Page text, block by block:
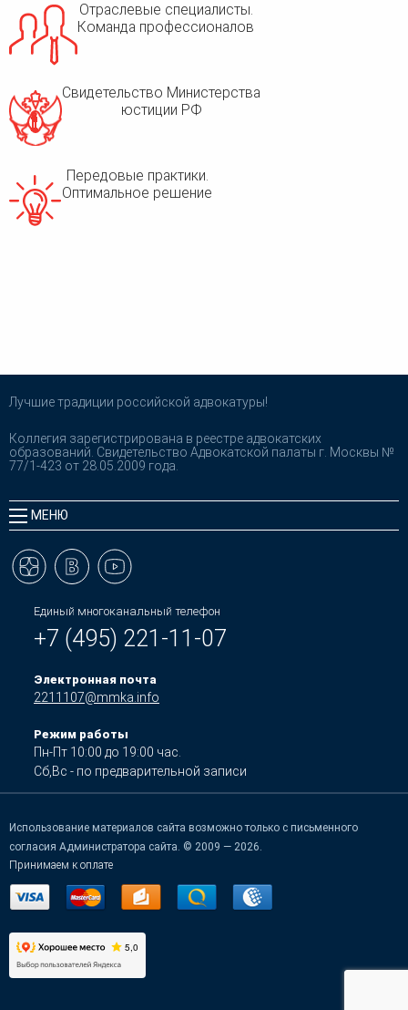
Отраслевые специалисты.
Команда профессионалов
Свидетельство Министерства
юстиции РФ
Передовые практики.
Оптимальное решение
Лучшие традиции российской адвокатуры!
Коллегия зарегистрирована в реестре адвокатских
образований. Свидетельство Адвокатской палаты г. Москвы №
77/1-423 от 28.05.2009 года.
МЕНЮ
Единый многоканальный телефон
+7 (495) 221-11-07
Электронная почта
2211107@mmka.info
Режим работы
Пн-Пт 10:00 до 19:00 час.
Сб,Вс - по предварительной записи
Использование материалов сайта возможно только с письменного
согласия Администратора сайта. © 2009 — 2026.
Принимаем к оплате